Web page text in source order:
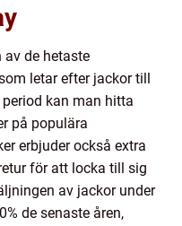
de hetaste
letar efter jackor till
kan man hitta
på populära
erbjuder också extra
för att locka till sig
av jackor under
de senaste åren,